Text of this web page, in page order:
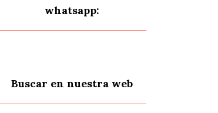
whatsapp:
Buscar en nuestra web